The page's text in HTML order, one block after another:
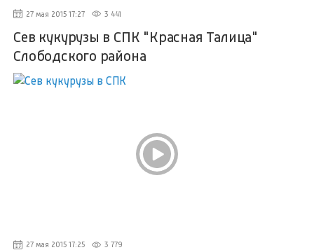
27 мая 2015 17:27 3 441
Сев кукурузы в СПК "Красная Талица"
Слободского района
27 мая 2015 17:25 3 779